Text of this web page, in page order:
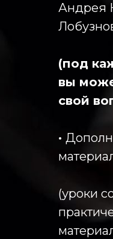
Андрея
(под
вы
свой
·
(уроки